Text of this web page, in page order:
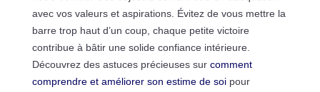
avec vos valeurs et aspirations. Évitez de vous mettre la
barre trop haut d’un coup, chaque petite victoire
contribue à bâtir une solide confiance intérieure.
Découvrez des astuces précieuses sur comment
comprendre et améliorer son estime de soipour